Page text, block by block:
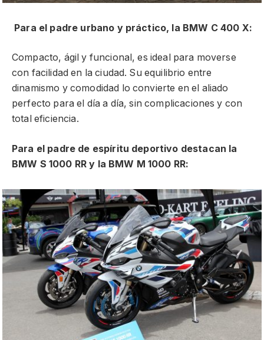
Para el padre urbano y práctico, la BMW C 400 X:
Compacto, ágil y funcional, es ideal para moverse
con facilidad en la ciudad. Su equilibrio entre
dinamismo y comodidad lo convierte en el aliado
perfecto para el día a día, sin complicaciones y con
total eficiencia.
Para el padre de espíritu deportivo destacan la
BMW S 1000 RR y la BMW M 1000 RR: